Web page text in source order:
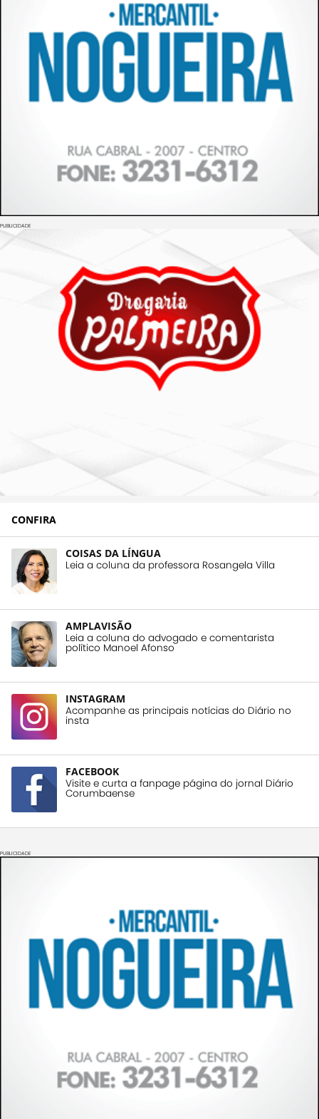
PUBLICIDADE
CONFIRA
COISAS DA LÍNGUA
Leia a coluna da professora Rosangela Villa
AMPLAVISÃO
Leia a coluna do advogado e comentarista
político Manoel Afonso
INSTAGRAM
Acompanhe as principais notícias do Diário no
insta
FACEBOOK
Visite e curta a fanpage página do jornal Diário
Corumbaense
PUBLICIDADE